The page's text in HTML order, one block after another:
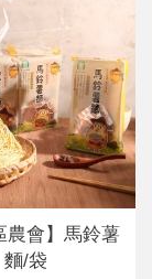
農會】馬鈴薯
麵/袋